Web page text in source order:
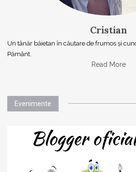
Cristian
Un tânăr băietan în căutare de frumos și
Pământ.
Read More
Evenimente